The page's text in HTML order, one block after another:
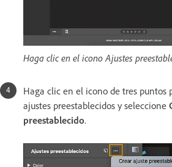
Haga clic en el icono Ajustes
Haga clic en el icono de tres puntos
ajustes preestablecidos y seleccione
preestablecido.